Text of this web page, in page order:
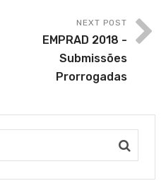
NEXT POST
EMPRAD 2018 -
Submissões
Prorrogadas